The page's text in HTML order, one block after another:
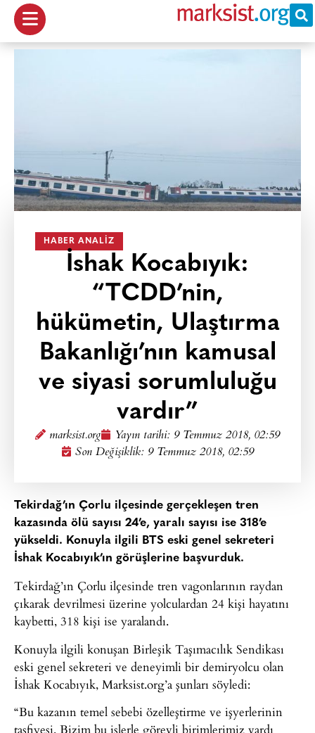
HABER ANALIZ
İshak Kocabıyık:
“TCDD’nin,
hükümetin, Ulaştırma
Bakanlığı’nın kamusal
ve siyasi sorumluluğu
vardır”
marksist.org Yayın tarihi: 9 Temmuz 2018, 02:59
Son Değişiklik: 9 Temmuz 2018, 02:59
Tekirdağ’ın Çorlu ilçesinde gerçekleşen tren
kazasında ölü sayısı 24’e, yaralı sayısı ise 318’e
yükseldi. Konuyla ilgili BTS eski genel sekreteri
İshak Kocabıyık’ın görüşlerine başvurduk.
Tekirdağ’ın Çorlu ilçesinde tren vagonlarının raydan
çıkarak devrilmesi üzerine yolculardan 24 kişi hayatını
kaybetti, 318 kişi ise yaralandı.
Konuyla ilgili konuşan Birleşik Taşımacılık Sendikası
eski genel sekreteri ve deneyimli bir demiryolcu olan
İshak Kocabıyık, Marksist.org’a şunları söyledi:
“Bu kazanın temel sebebi özelleştirme ve işyerlerinin
tasfiyesi. Bizim bu işlerle görevli birimlerimiz vardı